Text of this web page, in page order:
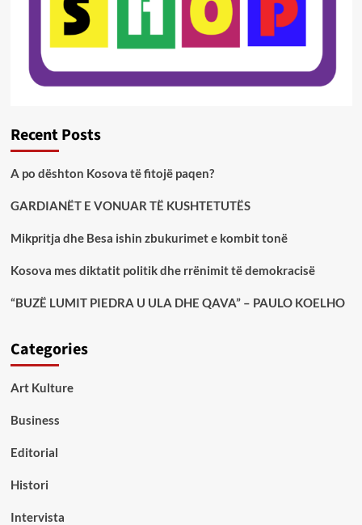
Recent Posts
A po dështon Kosova të fitojë paqen?
GARDIANËT E VONUAR TË KUSHTETUTËS
Mikpritja dhe Besa ishin zbukurimet e kombit tonë
Kosova mes diktatit politik dhe rrënimit të demokracisë
“BUZË LUMIT PIEDRA U ULA DHE QAVA” – PAULO KOELHO
Categories
Art Kulture
Business
Editorial
Histori
Intervista